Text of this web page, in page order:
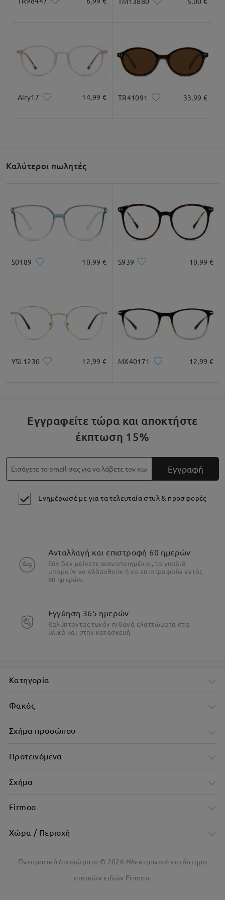
Πλάτος Φακού Πλάτος γέφυρας
* Μόνο για Αναφορά
Airy17 14,99 € TR41091 33,99 €
Καλύτεροι πωλητές
S0189 10,99 € S939 10,99 €
YSL1230 12,99 € MX40171 12,99 €
Εγγραφείτε τώρα και αποκτήστε
έκπτωση 15%
Εγγραφή
Ενημέρωσέ με για τα τελευταία στυλ & προσφορές
Ανταλλαγή και επιστροφή 60 ημερών
Εάν δεν μείνετε ικανοποιημένοι, τα γυαλιά
μπορούν να αλλαχθούν ή να επιστραφούν εντός
60 ημερών.
Εγγύηση 365 ημερών
Καλύπτοντας τυχόν πιθανά ελαττώματα στα
υλικά και στην κατασκευή.
Κατηγορία
Φακός
Σχήμα προσώπου
Προτεινόμενα
Σχήμα
Firmoo
Χώρα / Περιοχή
Πνευματικά δικαιώματα © 2026 Ηλεκτρονικό κατάστημα
οπτικών ειδών Firmoo.